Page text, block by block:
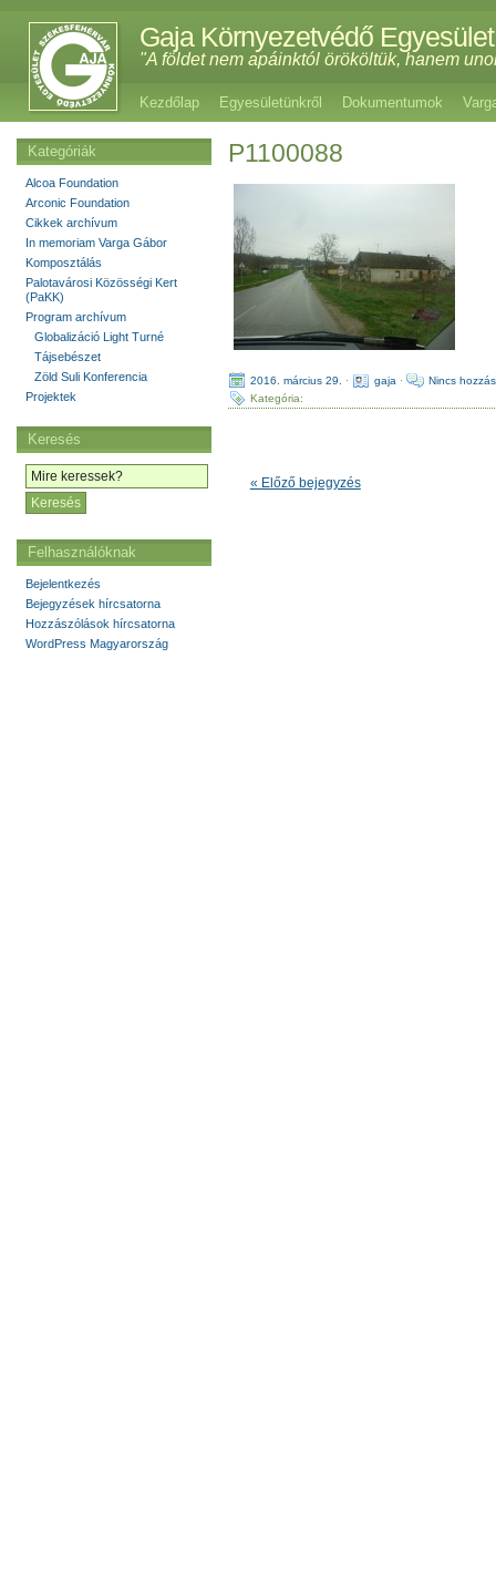
Gaja Környezetvédő Egyesület
"A földet nem apáinktól örököltük, hanem
Kezdőlap Egyesületünkről Dokumentumok
P1100088
2016. március 29. · gaja ·
Nincs
Kategória:
« Előző bejegyzés
Kategóriák
Alcoa Foundation
Arconic Foundation
Cikkek archívum
In memoriam Varga Gábor
Komposztálás
Palotavárosi Közösségi Kert
(PaKK)
Program archívum
Globalizáció Light Turné
Tájsebészet
Zöld Suli Konferencia
Projektek
Keresés
Felhasználóknak
Bejelentkezés
Bejegyzések hírcsatorna
Hozzászólások hírcsatorna
WordPress Magyarország